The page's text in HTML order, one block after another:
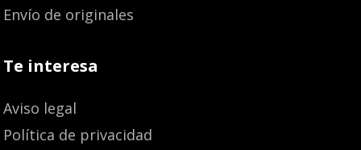
Envío de originales
Te interesa
Aviso legal
Política de privacidad